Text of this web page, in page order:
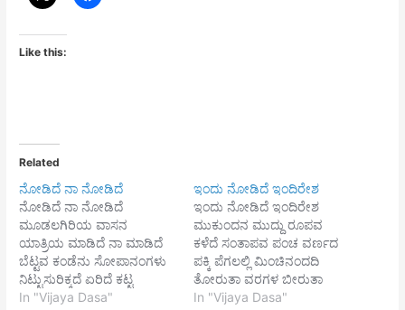
Like this:
Related
ನೋಡಿದೆ ನಾ ನೋಡಿದೆ
ನೋಡಿದೆ ನಾ ನೋಡಿದೆ
ಮೂಡಲಗಿರಿಯ ವಾಸನ
ಯಾತ್ರಿಯ ಮಾಡಿದೆ ನಾ ಮಾಡಿದೆ
ಬೆಟ್ಟವ ಕಂಡೆನು ಸೋಪಾನಂಗಳು
ನಿಟ್ಟುಸುರಿಕ್ಕದೆ ಏರಿದೆ ಕಟ್ಟ
ಕಡಿಯಣ ಗೋಪುರ ಶಿಖರ ದಿಟ್ಟಿಸಿ
In "Vijaya Dasa"
ಇಂದು ನೋಡಿದೆ ಇಂದಿರೇಶ
ಇಂದು ನೋಡಿದೆ ಇಂದಿರೇಶ
ಮುಕುಂದನ ಮುದ್ದು ರೂಪವ
ಕಳೆದೆ ಸಂತಾಪವ ಪಂಚ ವರ್ಣದ
ಪಕ್ಕಿ ಪೆಗಲಲ್ಲಿ ಮಿಂಚಿನಂದದಿ
ತೋರುತಾ ವರಗಳ ಬೀರುತಾ
ವೊಡನಿಪ್ಪ ಮಾರುತಾ ||1||
In "Vijaya Dasa"